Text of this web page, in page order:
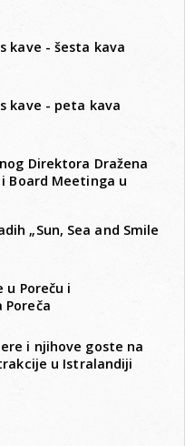
kave - šesta kava
kave - peta kava
Direktora Dražena
Board Meetinga u
„Sun, Sea and Smile
u Poreču i
Poreča
i njihove goste na
u Istralandiji